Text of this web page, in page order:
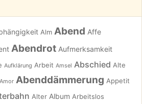
Alm Abend Affe
Abendrot Aufmerksamkeit
Aufklärung Arbeit Amsel Abschied Alte
Amor Abenddämmerung Appetit
Alter Album Arbeitslos